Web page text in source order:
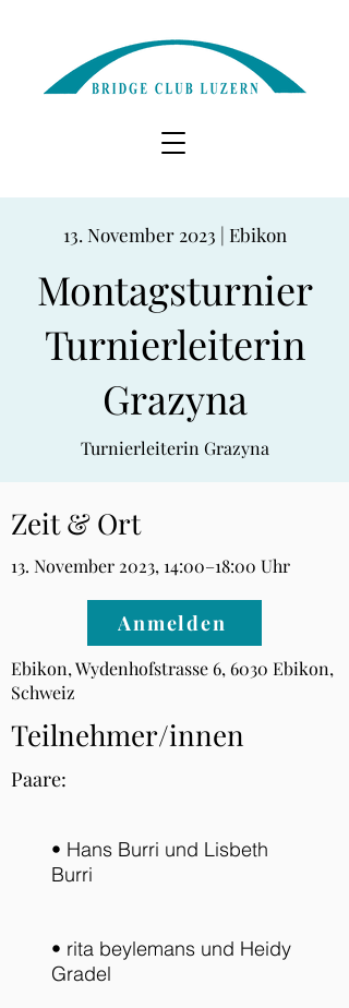
13. November 2023 | Ebikon
Montagsturnier
Turnierleiterin
Grazyna
Turnierleiterin Grazyna
Zeit & Ort
13. November 2023, 14:00–18:00 Uhr
Anmelden
Ebikon, Wydenhofstrasse 6, 6030 Ebikon,
Schweiz
Teilnehmer/innen
Paare:
• Hans Burri und Lisbeth
Burri
• rita beylemans und Heidy
Gradel